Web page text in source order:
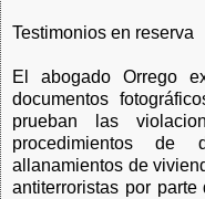
Testimonios en reserva
El abogado Orrego
documentos
prueban las
procedimientos de
allanamientos de
antiterroristas por